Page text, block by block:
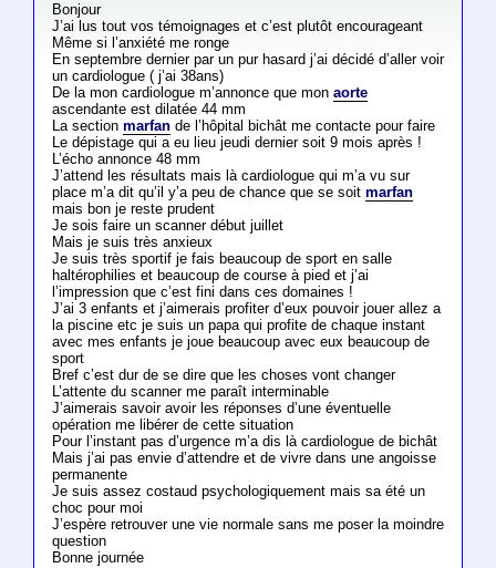
Bonjour
J’ai lus tout vos témoignages et c’est plutôt encourageant
Même si l’anxiété me ronge
En septembre dernier par un pur hasard j’ai décidé d’aller voir
un cardiologue ( j’ai 38ans)
De la mon cardiologue m’annonce que mon aorte
ascendante est dilatée 44 mm
La section marfande l’hôpital bichât me contacte pour faire
Le dépistage qui a eu lieu jeudi dernier soit 9 mois après !
L’écho annonce 48 mm
J’attend les résultats mais là cardiologue qui m’a vu sur
place m’a dit qu’il y’a peu de chance que se soit marfan
mais bon je reste prudent
Je sois faire un scanner début juillet
Mais je suis très anxieux
Je suis très sportif je fais beaucoup de sport en salle
haltérophilies et beaucoup de course à pied et j’ai
l’impression que c’est fini dans ces domaines !
J’ai 3 enfants et j’aimerais profiter d’eux pouvoir jouer allez a
la piscine etc je suis un papa qui profite de chaque instant
avec mes enfants je joue beaucoup avec eux beaucoup de
sport
Bref c’est dur de se dire que les choses vont changer
L’attente du scanner me paraît interminable
J’aimerais savoir avoir les réponses d’une éventuelle
opération me libérer de cette situation
Pour l’instant pas d’urgence m’a dis là cardiologue de bichât
Mais j’ai pas envie d’attendre et de vivre dans une angoisse
permanente
Je suis assez costaud psychologiquement mais sa été un
choc pour moi
J’espère retrouver une vie normale sans me poser la moindre
question
Bonne journée